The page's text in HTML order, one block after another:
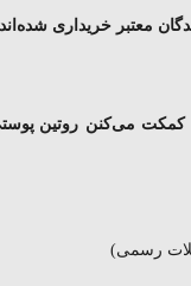
معتبر خریداری
کمکت می‌کنن روتین
رسمی)